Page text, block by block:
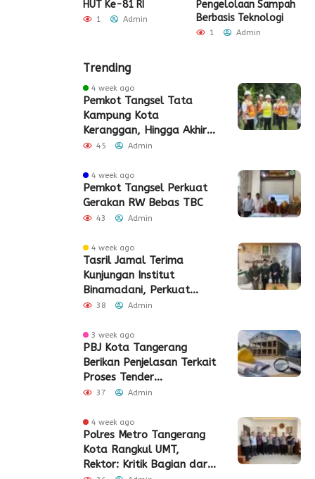
HUT Ke-81 RI
1 Admin
Pengelolaan Sampah
Berbasis Teknologi
1 Admin
Trending
4 week ago
Pemkot Tangsel Tata
Kampung Kota
Keranggan, Hingga Akhir
2026
45 Admin
4 week ago
Pemkot Tangsel Perkuat
Gerakan RW Bebas TBC
43 Admin
4 week ago
Tasril Jamal Terima
Kunjungan Institut
Binamadani, Perkuat
Sinergi Bangun SDM Kota
38 Admin
3 week ago
PBJ Kota Tangerang
Berikan Penjelasan Terkait
Proses Tender
Pembangunan Eks Pabrik
37 Admin
4 week ago
Polres Metro Tangerang
Kota Rangkul UMT,
Rektor: Kritik Bagian dari